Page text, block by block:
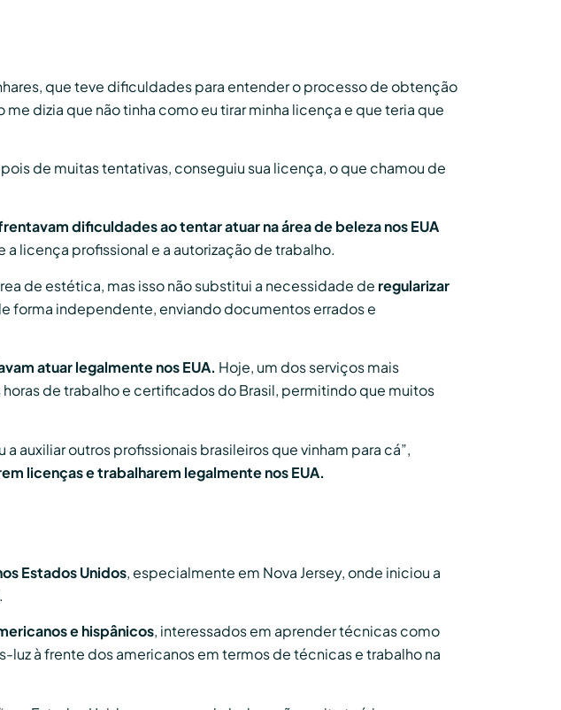
que teve dificuldades para entender o processo de obtenção
dizia que não tinha como eu tirar minha licença e que teria que
de muitas tentativas, conseguiu sua licença, o que chamou de
dificuldades ao tentar atuar na área de beleza nos EUA
licença profissional e a autorização de trabalho.
de estética, mas isso não substitui a necessidade de regularizar
forma independente, enviando documentos errados e
atuar legalmente nos EUA. Hoje, um dos serviços mais
de trabalho e certificados do Brasil, permitindo que muitos
auxiliar outros profissionais brasileiros que vinham para cá”,
licenças e trabalharem legalmente nos EUA.
Estados Unidos, especialmente em Nova Jersey, onde iniciou a
e hispânicos, interessados em aprender técnicas como
luz à frente dos americanos em termos de técnicas e trabalho na